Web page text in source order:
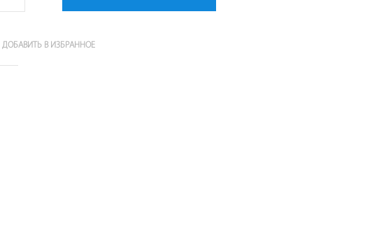
ДОБАВИТЬ В ИЗБРАННОЕ